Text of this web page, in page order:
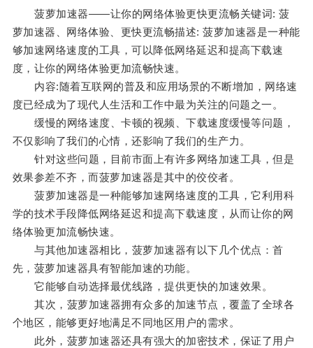
菠萝加速器——让你的网络体验更快更流畅关键词: 菠
萝加速器、网络体验、更快更流畅描述: 菠萝加速器是一种能
够加速网络速度的工具，可以降低网络延迟和提高下载速
度，让你的网络体验更加流畅快速。
内容:随着互联网的普及和应用场景的不断增加，网络速
度已经成为了现代人生活和工作中最为关注的问题之一。
缓慢的网络速度、卡顿的视频、下载速度缓慢等问题，
不仅影响了我们的心情，还影响了我们的生产力。
针对这些问题，目前市面上有许多网络加速工具，但是
效果参差不齐，而菠萝加速器是其中的佼佼者。
菠萝加速器是一种能够加速网络速度的工具，它利用科
学的技术手段降低网络延迟和提高下载速度，从而让你的网
络体验更加流畅快速。
与其他加速器相比，菠萝加速器有以下几个优点：首
先，菠萝加速器具有智能加速的功能。
它能够自动选择最优线路，提供更快的加速效果。
其次，菠萝加速器拥有众多的加速节点，覆盖了全球各
个地区，能够更好地满足不同地区用户的需求。
此外，菠萝加速器还具有强大的加密技术，保证了用户